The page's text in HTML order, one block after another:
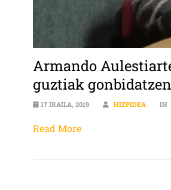
Armando
guztiak
17 IRAILA, 2019 HIZPIDEA IN
Read More